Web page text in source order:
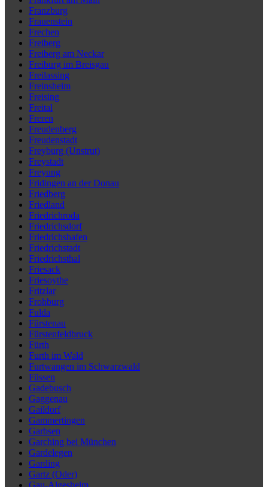
Franzburg
Frauenstein
Frechen
Freiberg
Freiberg am Neckar
Freiburg im Breisgau
Freilassing
Freinsheim
Freising
Freital
Freren
Freudenberg
Freudenstadt
Freyburg (Unstrut)
Freystadt
Freyung
Fridingen an der Donau
Friedberg
Friedland
Friedrichroda
Friedrichsdorf
Friedrichshafen
Friedrichstadt
Friedrichsthal
Friesack
Friesoythe
Fritzlar
Frohburg
Fulda
Fürstenau
Fürstenfeldbruck
Fürth
Furth im Wald
Furtwangen im Schwarzwald
Füssen
Gadebusch
Gaggenau
Gaildorf
Gammertingen
Garbsen
Garching bei München
Gardelegen
Garding
Gartz (Oder)